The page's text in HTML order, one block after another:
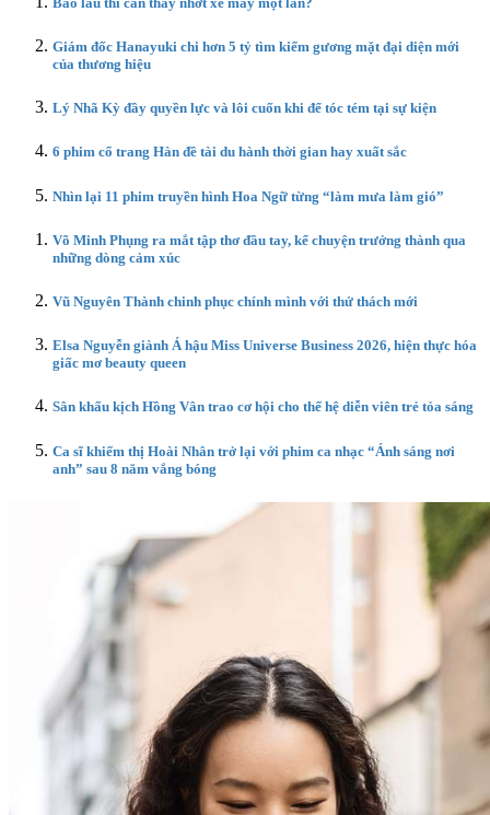
Giám đốc Hanayuki chi hơn 5 tỷ tìm kiếm gương mặt đại diện mới
của thương hiệu
Lý Nhã Kỳ đầy quyền lực và lôi cuốn khi để tóc tém tại sự kiện
6 phim cổ trang Hàn đề tài du hành thời gian hay xuất sắc
Nhìn lại 11 phim truyền hình Hoa Ngữ từng “làm mưa làm gió”
Võ Minh Phụng ra mắt tập thơ đầu tay, kể chuyện trưởng thành qua
những dòng cảm xúc
Vũ Nguyên Thành chinh phục chính mình với thử thách mới
Elsa Nguyễn giành Á hậu Miss Universe Business 2026, hiện thực hóa
giấc mơ beauty queen
Sân khấu kịch Hồng Vân trao cơ hội cho thế hệ diễn viên trẻ tỏa sáng
Ca sĩ khiếm thị Hoài Nhân trở lại với phim ca nhạc “Ánh sáng nơi
anh” sau 8 năm vắng bóng